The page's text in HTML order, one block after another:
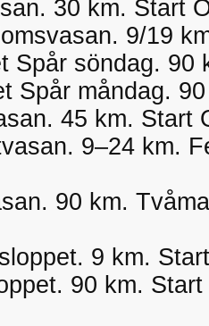
30 km. Start
9/19
Spår söndag. 90
Spår måndag.
45 km. Start
9–24 km.
90 km.
9 km.
90 km.